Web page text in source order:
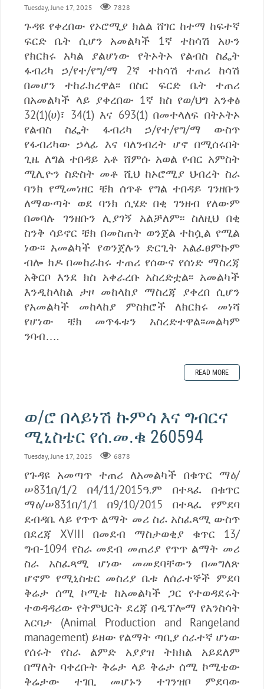
Tuesday, June 17, 2025 7828
ጉዳዩ የቀረበው የኦሮሚያ ክልል ሸገር ከተማ ከፍተኛ
ፍርድ ቤት ሲሆን አመልካች 1ኛ ተከሳሽ አሁን
የክርክሩ አካል ያልሆነው የትኦትኦ የልብስ ስፌት
ፋብሪካ ኃ/የተ/የግ/ማ 2ኛ ተከሳሽ ተጠሪ ከሳሽ
በመሆን ተከራክረዋል፡፡ በስር ፍርድ ቤት ተጠሪ
በአመልካች ላይ ያቀረበው 1ኛ ክስ የወ/ህግ አንቀፅ
32(1)(ሀ)፣ 34(1) እና 693(1) በመተላለፍ በትኦትኦ
የልብስ ስፌት ፋብሪካ ኃ/የተ/የግ/ማ ውስጥ
የፋብሪካው ኃላፊ እና ባለንብረት ሆኖ በሚሰሩበት
ጊዜ ለግል ተበዳይ አቶ ሸምሱ አወል የብር አምስት
ሚሊዮን ስድስት መቶ ሺህ ከኦሮሚያ ህብረት ስራ
ባንክ የሚመነዘር ቼክ ሰጥቶ የግል ተበዳይ ገንዘቡን
ለማውጣት ወደ ባንክ ሲሄድ በቂ ገንዘብ የለውም
በመባሉ ገንዘቡን ሊያገኝ አልቻለም፡፡ ስለዚህ በቂ
ስንቅ ሳይኖር ቼክ በመስጠት ወንጀል ተከሷል የሚል
ነው፡፡ አመልካች የወንጀሉን ድርጊት አልፈፀምኩም
ብሎ ክዶ በመከራከሩ ተጠሪ የሰውና የሰነድ ማስረጃ
አቅርቦ እንደ ክስ አቀራረቡ አስረድቷል፡፡ አመልካች
እንዲከላከል ታዞ መከላከያ ማስረጃ ያቀረበ ሲሆን
የአመልካች መከላከያ ምስክሮች ለክርክሩ መነሻ
የሆነው ቼክ መጥፋቱን አስረድተዋል፡፡መልካም
ንባብ….
READ MORE
ወ/ሮ በላይነሽ ኩምሳ እና ግብርና
ሚኒስቴር የሰ.መ.ቁ 260594
Tuesday, June 17, 2025 6878
የጉዳዩ አመጣጥ ተጠሪ ለአመልካች በቁጥር ማዕ/
ሠ831በ/1/2 በ4/11/2015ዓ.ም በተጻፈ በቁጥር
ማዕ/ሠ831በ/1/1 በ9/10/2015 በተጻፈ የምደባ
ደብዳቤ ላይ የጥጥ ልማት መሪ ስራ አስፈጻሚ ውስጥ
በደረጃ XVIII በመደብ ማስታወቂያ ቁጥር 13/
ግብ-1094 የስራ መደብ መጠሪያ የጥጥ ልማት መሪ
ስራ አስፈጻሚ ሆነው መመደባቸውን በመግለጽ
ሆኖም የሚኒስቴር መስሪያ ቤቱ ለሰራተኞች ምደባ
ቅሬታ ሰሚ ኮሚቴ ከአመልካች ጋር የተወዳደሩት
ተወዳዳሪው የትምህርት ደረጃ በዲፕሎማ የእንስሳት
እርባታ (Animal Production and Rangeland
management) ይዘው የልማት ጣቢያ ሰራተኛ ሆነው
የሰሩት የስራ ልምድ አያያዝ ትክክል አይደለም
በማለት ባቀረቡት ቅሬታ ላይ ቅሬታ ሰሚ ኮሚቴው
ቅሬታው ተገቢ መሆኑን ተገንዝቦ ምደባው